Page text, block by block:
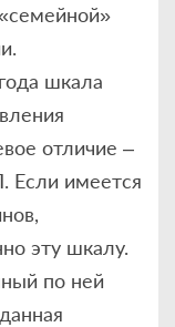
шкала
отличие –
Если имеется
эту шкалу.
по ней